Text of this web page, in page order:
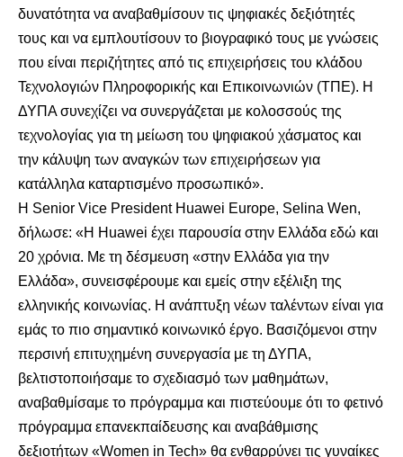
δυνατότητα να αναβαθμίσουν τις ψηφιακές δεξιότητές
τους και να εμπλουτίσουν το βιογραφικό τους με γνώσεις
που είναι περιζήτητες από τις επιχειρήσεις του κλάδου
Τεχνολογιών Πληροφορικής και Επικοινωνιών (ΤΠΕ). Η
ΔΥΠΑ συνεχίζει να συνεργάζεται με κολοσσούς της
τεχνολογίας για τη μείωση του ψηφιακού χάσματος και
την κάλυψη των αναγκών των επιχειρήσεων για
κατάλληλα καταρτισμένο προσωπικό».
Η Senior Vice President Huawei Europe, Selina Wen,
δήλωσε: «Η Huawei έχει παρουσία στην Ελλάδα εδώ και
20 χρόνια. Με τη δέσμευση «στην Ελλάδα για την
Ελλάδα», συνεισφέρουμε και εμείς στην εξέλιξη της
ελληνικής κοινωνίας. Η ανάπτυξη νέων ταλέντων είναι για
εμάς το πιο σημαντικό κοινωνικό έργο. Βασιζόμενοι στην
περσινή επιτυχημένη συνεργασία με τη ΔΥΠΑ,
βελτιστοποιήσαμε το σχεδιασμό των μαθημάτων,
αναβαθμίσαμε το πρόγραμμα και πιστεύουμε ότι το φετινό
πρόγραμμα επανεκπαίδευσης και αναβάθμισης
δεξιοτήτων «Women in Tech» θα ενθαρρύνει τις γυναίκες